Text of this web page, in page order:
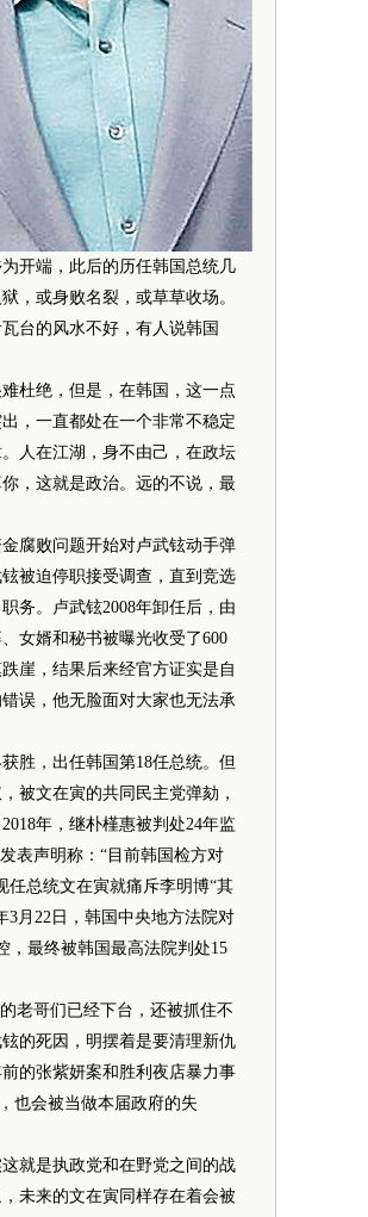
开端，此后的历任韩国总统几
，或身败名裂，或草草收场。
台的风水不好，有人说韩国
杜绝，但是，在韩国，这一点
，一直都处在一个非常不稳定
人在江湖，身不由己，在政坛
，这就是政治。远的不说，最
腐败问题开始对卢武铉动手弹
被迫停职接受调查，直到竞选
务。卢武铉2008年卸任后，由
女婿和秘书被曝光收受了600
崖，结果后来经官方证实是自
误，他无脸面对大家也无法承
胜，出任韩国第18任总统。但
被文在寅的共同民主党弹劾，
年，继朴槿惠被判处24年监
表声明称：“目前韩国检方对
任总统文在寅就痛斥李明博“其
月22日，韩国中央地方法院对
最终被韩国最高法院判处15
老哥们已经下台，还被抓住不
的死因，明摆着是要清理新仇
的张紫妍案和胜利夜店暴力事
也会被当做本届政府的失
就是执政党和在野党之间的战
未来的文在寅同样存在着会被